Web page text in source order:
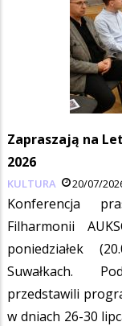
Zapraszają na
2026
KULTURA 20/07/
Konferencja
Filharmonii
poniedziałek
Suwałkach.
przedstawili
w dniach 26-30